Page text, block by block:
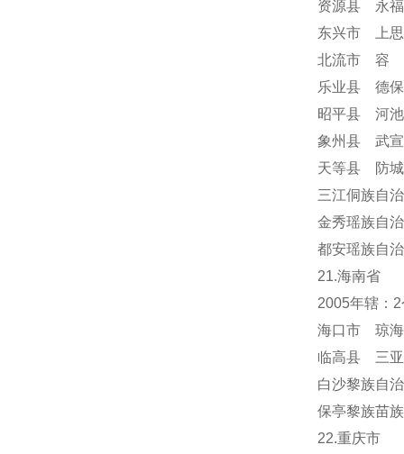
资源县 永
东兴市 上
北流市 容
乐业县 德
昭平县 河
象州县 武
天等县 防
三江侗族自
金秀瑶族自
都安瑶族自
21.海南省
2005年辖：
海口市 琼
临高县 三
白沙黎族自
保亭黎族苗
22.重庆市